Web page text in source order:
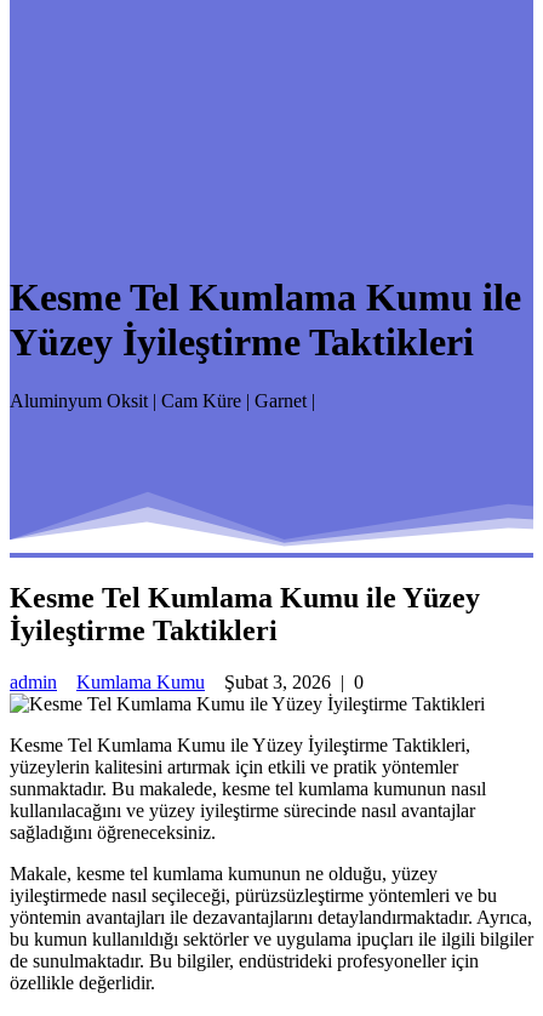
Kesme Tel Kumlama Kumu ile
Yüzey İyileştirme Taktikleri
Aluminyum Oksit | Cam Küre | Garnet |
Kesme Tel Kumlama Kumu ile Yüzey
İyileştirme Taktikleri
admin Kumlama Kumu Şubat 3, 2026 | 0
Kesme Tel Kumlama Kumu ile Yüzey İyileştirme Taktikleri,
yüzeylerin kalitesini artırmak için etkili ve pratik yöntemler
sunmaktadır. Bu makalede, kesme tel kumlama kumunun nasıl
kullanılacağını ve yüzey iyileştirme sürecinde nasıl avantajlar
sağladığını öğreneceksiniz.
Makale, kesme tel kumlama kumunun ne olduğu, yüzey
iyileştirmede nasıl seçileceği, pürüzsüzleştirme yöntemleri ve bu
yöntemin avantajları ile dezavantajlarını detaylandırmaktadır. Ayrıca,
bu kumun kullanıldığı sektörler ve uygulama ipuçları ile ilgili bilgiler
de sunulmaktadır. Bu bilgiler, endüstrideki profesyoneller için
özellikle değerlidir.